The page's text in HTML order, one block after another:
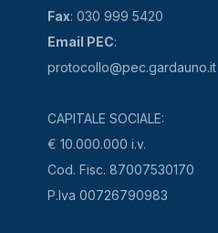
Fax: 030 999 5420
Email PEC:
protocollo@pec.gardauno.it
CAPITALE SOCIALE:
€ 10.000.000 i.v.
Cod. Fisc. 87007530170
P.Iva 00726790983